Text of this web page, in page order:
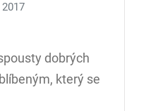
2017
dobrých
který se